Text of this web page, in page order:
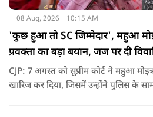
08 Aug, 2026 10:15 AM
'कुछ हुआ तो SC जिम्मेदार', महुआ
प्रवक्ता का बड़ा बयान, जज पर दी
CJP: 7 अगस्त को सुप्रीम कोर्ट ने महुआ मोइत्रा की उस याचिका को
खारिज कर दिया, जिसमें उन्होंने पुलिस के